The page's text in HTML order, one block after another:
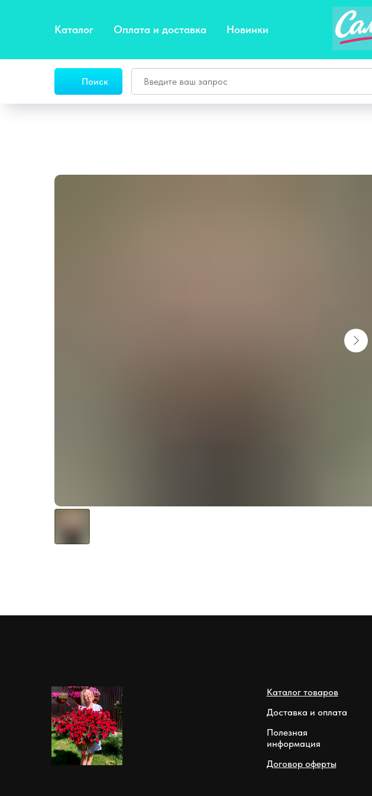
Каталог Оплата и доставка Новинки
Поиск
Каталог товаров
Доставка и оплата
Полезная
информация
Договор оферты